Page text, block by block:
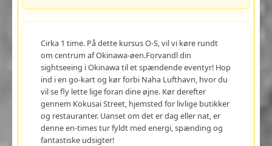
Cirka 1 time. På dette kursus O-S, vil vi køre rundt
om centrum af Okinawa-øen.Forvandl din
sightseeing i Okinawa til et spændende eventyr! Hop
ind i en go-kart og kør forbi Naha Lufthavn, hvor du
vil se fly lette lige foran dine øjne. Kør derefter
gennem Kokusai Street, hjemsted for livlige butikker
og restauranter. Uanset om det er dag eller nat, er
denne en-times tur fyldt med energi, spænding og
fantastiske udsigter!